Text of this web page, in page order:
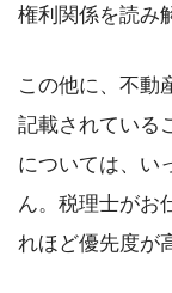
権利関係を読み
この他に、不動
記載されている
については、い
ん。税理士がお
れほど優先度が